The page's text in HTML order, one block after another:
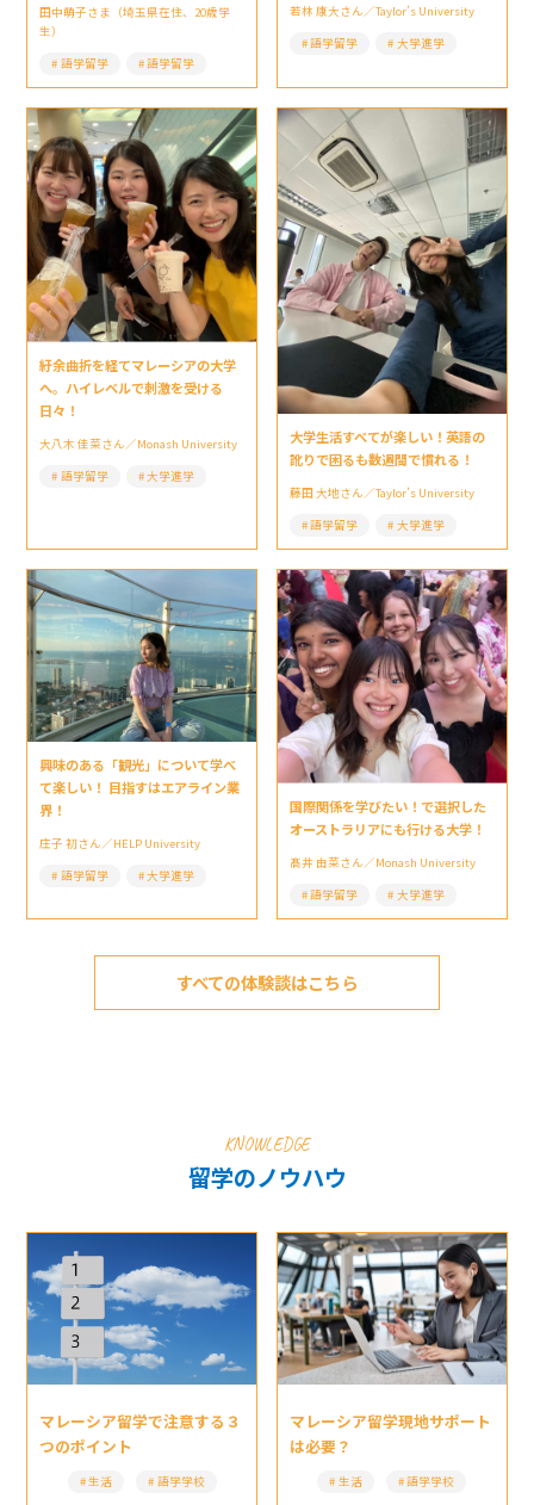
田中萌子さま（埼玉県在住、20歳学
生）
語学留学
語学留学
若林 康大さん／Taylor’s University
語学留学
大学進学
紆余曲折を経てマレーシアの大学
へ。ハイレベルで刺激を受ける
日々！
大八木 佳菜さん／Monash University
語学留学
大学進学
大学生活すべてが楽しい！英語の
訛りで困るも数週間で慣れる！
藤田 大地さん／Taylor’s University
語学留学
大学進学
興味のある「観光」について学べ
て楽しい！ 目指すはエアライン業
界！
庄子 初さん／HELP University
語学留学
大学進学
国際関係を学びたい！で選択した
オーストラリアにも行ける大学！
髙井 由菜さん／Monash University
語学留学
大学進学
すべての体験談はこちら
KNOWLEDGE
留学のノウハウ
マレーシア留学で注意する３
つのポイント
生活 語学学校
マレーシア留学現地サポート
は必要？
生活 語学学校